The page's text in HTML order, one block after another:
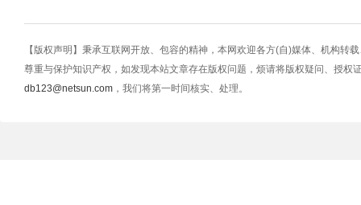
【版权声明】秉承互联网开放、包容的精神，本网欢迎各方(自)媒体、机构转
尊重与保护知识产权，如发现本站文章存在版权问题，烦请将版权疑问、授权
db123@netsun.com ，我们将第一时间核实、处理。